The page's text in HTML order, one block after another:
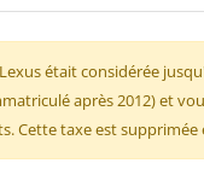
était considérée
après 2012) et
Cette taxe est supprimée